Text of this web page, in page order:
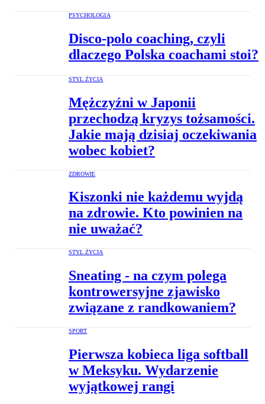
PSYCHOLOGIA
Disco-polo coaching, czyli
dlaczego Polska coachami stoi?
STYL ŻYCIA
Mężczyźni w Japonii
przechodzą kryzys tożsamości.
Jakie mają dzisiaj oczekiwania
wobec kobiet?
ZDROWIE
Kiszonki nie każdemu wyjdą
na zdrowie. Kto powinien na
nie uważać?
STYL ŻYCIA
Sneating - na czym polega
kontrowersyjne zjawisko
związane z randkowaniem?
SPORT
Pierwsza kobieca liga softball
w Meksyku. Wydarzenie
wyjątkowej rangi